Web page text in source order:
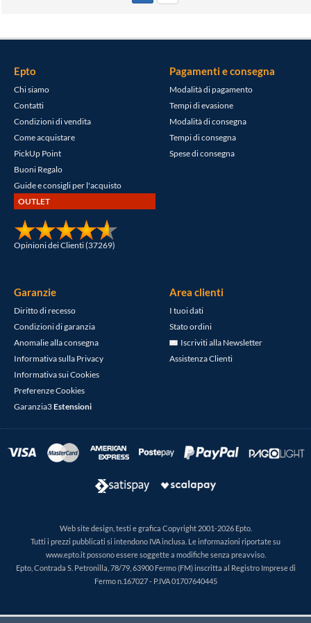
Epto
Chi siamo
Contatti
Condizioni di vendita
Come acquistare
PickUp Point
Buoni Regalo
Guide e consigli per l'acquisto
OUTLET
Opinioni dei Clienti (37269)
Pagamenti e consegna
Modalità di pagamento
Tempi di evasione
Modalità di consegna
Tempi di consegna
Spese di consegna
Garanzie
Diritto di recesso
Condizioni di garanzia
Anomalie alla consegna
Informativa sulla Privacy
Informativa sui Cookies
Preferenze Cookies
Garanzia3Estensioni
Area clienti
I tuoi dati
Stato ordini
Iscriviti alla Newsletter
Assistenza Clienti
Web site design, testi e grafica Copyright 2001-2026 Epto.
Tutti i prezzi pubblicati si intendono IVA inclusa. Le informazioni riportate su
www.epto.it possono essere soggette a modifiche senza preavviso.
Epto, Contrada S. Petronilla, 78/79, 63900 Fermo (FM) inscritta al Registro Imprese di
Fermo n.167027 - P.IVA 01707640445